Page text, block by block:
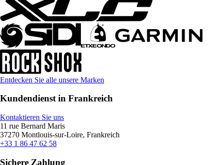
Entdecken Sie alle unsere Marken
Kundendienst in Frankreich
Kontaktieren Sie uns
11 rue Bernard Maris
37270 Montlouis-sur-Loire, Frankreich
+33 1 86 47 62 58
Sichere Zahlung